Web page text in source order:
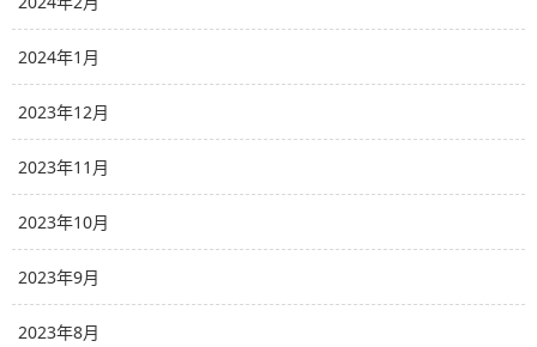
2024年1月
2023年12月
2023年11月
2023年10月
2023年9月
2023年8月